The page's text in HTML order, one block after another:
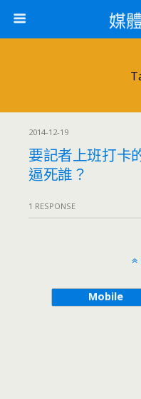
媒
2014-12-19
要記者上班打卡
逼死誰？
1 RESPONSE
Mobile